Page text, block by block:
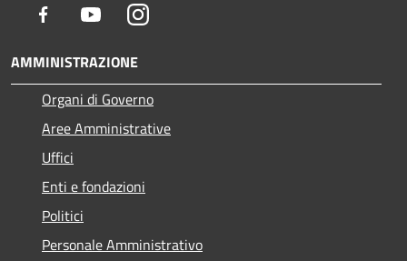
Facebook YoutubeInstagram
AMMINISTRAZIONE
Organi di Governo
Aree Amministrative
Uffici
Enti e fondazioni
Politici
Personale Amministrativo